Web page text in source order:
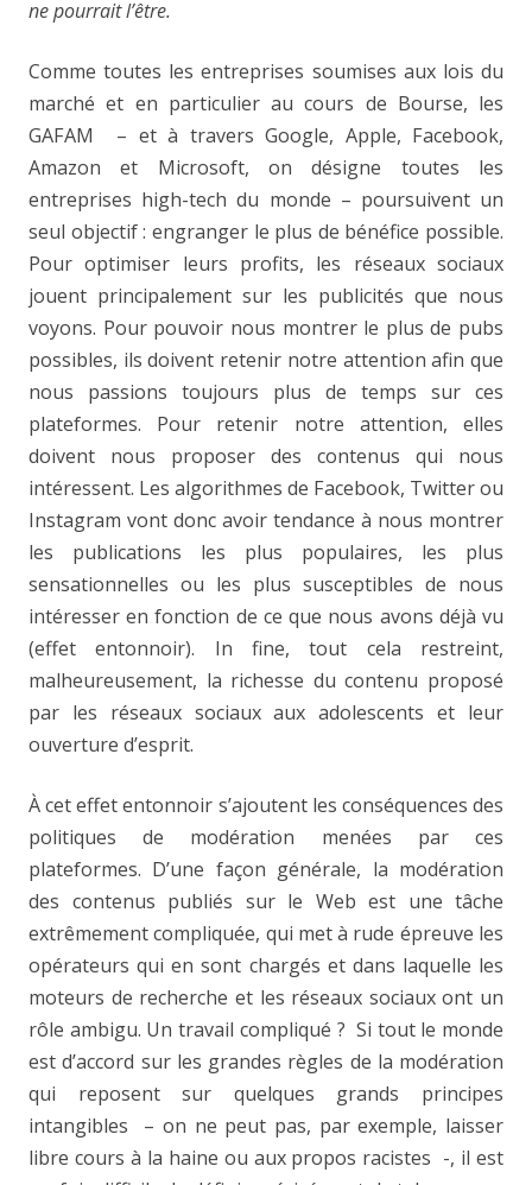
ne pourrait l’être.
Comme toutes les entreprises soumises aux lois du
marché et en particulier au cours de Bourse, les
GAFAM – et à travers Google, Apple, Facebook,
Amazon et Microsoft, on désigne toutes les
entreprises high-tech du monde – poursuivent un
seul objectif : engranger le plus de bénéfice possible.
Pour optimiser leurs profits, les réseaux sociaux
jouent principalement sur les publicités que nous
voyons. Pour pouvoir nous montrer le plus de pubs
possibles, ils doivent retenir notre attention afin que
nous passions toujours plus de temps sur ces
plateformes. Pour retenir notre attention, elles
doivent nous proposer des contenus qui nous
intéressent. Les algorithmes de Facebook, Twitter ou
Instagram vont donc avoir tendance à nous montrer
les publications les plus populaires, les plus
sensationnelles ou les plus susceptibles de nous
intéresser en fonction de ce que nous avons déjà vu
(effet entonnoir). In fine, tout cela restreint,
malheureusement, la richesse du contenu proposé
par les réseaux sociaux aux adolescents et leur
ouverture d’esprit.
À cet effet entonnoir s’ajoutent les conséquences des
politiques de modération menées par ces
plateformes. D’une façon générale, la modération
des contenus publiés sur le Web est une tâche
extrêmement compliquée, qui met à rude épreuve les
opérateurs qui en sont chargés et dans laquelle les
moteurs de recherche et les réseaux sociaux ont un
rôle ambigu. Un travail compliqué ? Si tout le monde
est d’accord sur les grandes règles de la modération
qui reposent sur quelques grands principes
intangibles – on ne peut pas, par exemple, laisser
libre cours à la haine ou aux propos racistes -, il est